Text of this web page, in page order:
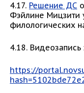
4.17. Решение ДС
Фэйлине Мицзити
филологических
4.18.
https://